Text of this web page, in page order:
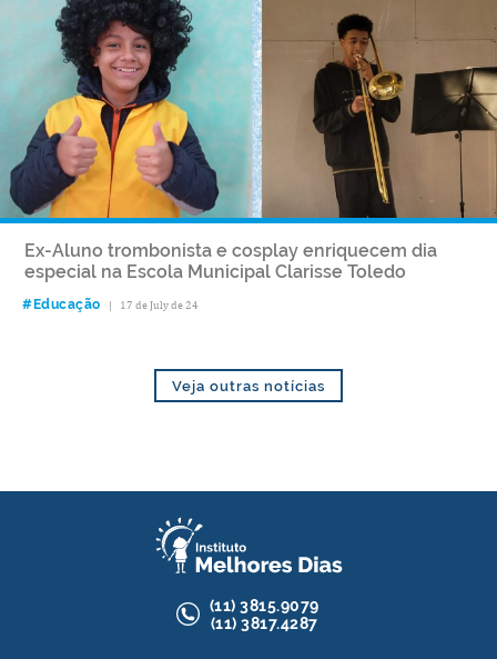
Ex-Aluno trombonista e cosplay enriquecem dia
especial na Escola Municipal Clarisse Toledo
#Educação | 17 de July de 24
Veja outras notícias
(11) 3815.9079
(11) 3817.4287